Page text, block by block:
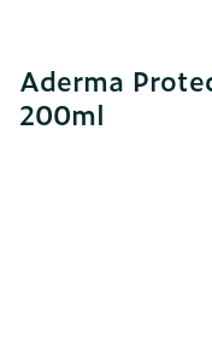
Aderma
200ml